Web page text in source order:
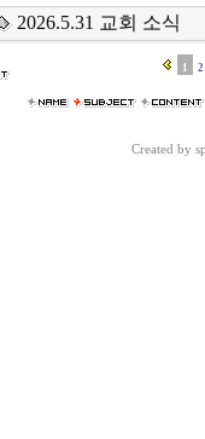
2026.5.31 교회 소식
1 2
Created by